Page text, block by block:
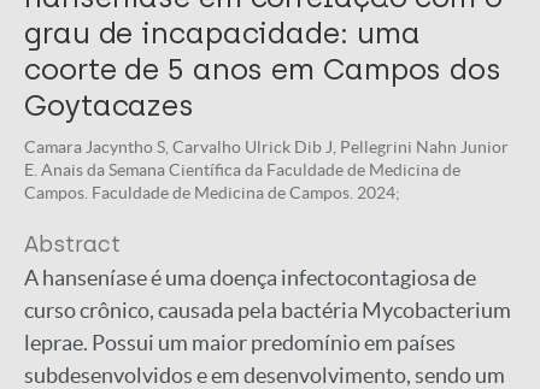
grau de incapacidade: uma
coorte de 5 anos em Campos dos
Goytacazes
Camara Jacyntho S, Carvalho Ulrick Dib J, Pellegrini Nahn Junior
E. Anais da Semana Científica da Faculdade de Medicina de
Campos. Faculdade de Medicina de Campos. 2024;
Abstract
A hanseníase é uma doença infectocontagiosa de
curso crônico, causada pela bactéria Mycobacterium
leprae. Possui um maior predomínio em países
subdesenvolvidos e em desenvolvimento, sendo um